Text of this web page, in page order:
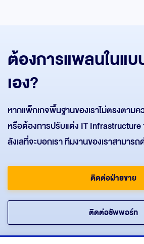
ต้องการแพลนในแ
เอง?
หากแพ็กเกจพื้นฐานของเราไม่ตรงตาม
หรือต้องการปรับแต่ง IT
ลังเลที่จะบอกเรา ทีมงานของเราสามาร
ติดต่อฝ่ายขาย
ติดต่อซัพพอร์ท